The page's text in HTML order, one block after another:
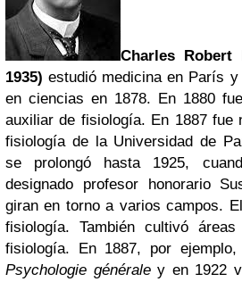
Charles Robert
1935) estudió medicina en París
en ciencias en 1878. En 1880
auxiliar de fisiología. En 1887 fue
fisiología de la Universidad de
se prolongó hasta 1925,
designado profesor honorario
giran en torno a varios campos.
fisiología. También cultivó
fisiología. En 1887, por
Psychologie généraley en 1922